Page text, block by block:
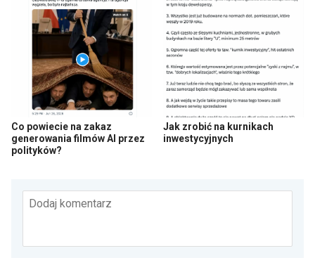
Co powiecie na zakaz
generowania filmów AI przez
polityków?
Jak zrobić na kurnikach
inwestycyjnych
Dodaj komentarz